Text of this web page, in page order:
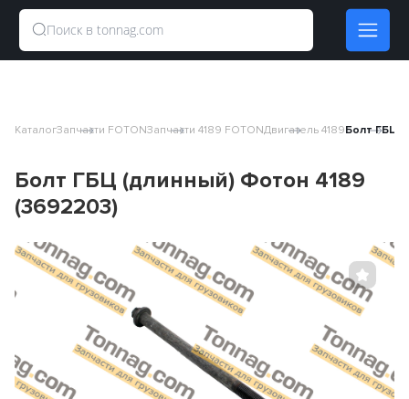
КаталогЗапчасти FOTONЗапчасти 4189 FOTONДвигатель 4189Болт ГБЦ
Болт ГБЦ (длинный) Фотон 4189
(3692203)